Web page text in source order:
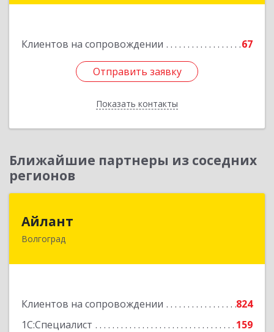
Клиентов на сопровождении 67
Отправить заявку
Показать контакты
Отправить заявку
Назад
Ближайшие партнеры из соседних
регионов
Айлант
Волгоград
Клиентов на сопровождении
824
1С:Специалист
159
400001, Волгоградская обл, Волгоград г, им